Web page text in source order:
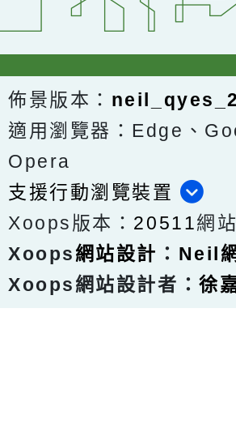
佈景版本：
適用瀏覽器：Edge、
Opera
支援行動瀏覽裝置
Xoops版本： 20511網
Xoops網站設計 ： Neil
Xoops網站設計者：徐